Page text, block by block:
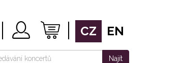
CZ EN
Najít